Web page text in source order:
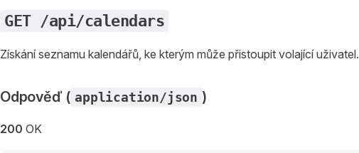
GET /api/calendars
Získání seznamu kalendářů, ke kterým může přistoupit volající uživatel.
Odpověď ( application/json )
200 OK